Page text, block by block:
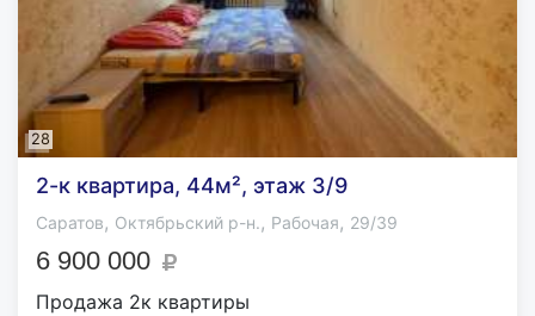
28
2-к квартира, 44м², этаж 3/9
Саратов, Октябрьский р-н., Рабочая, 29/39
6 900 000
Продажа 2к квартиры